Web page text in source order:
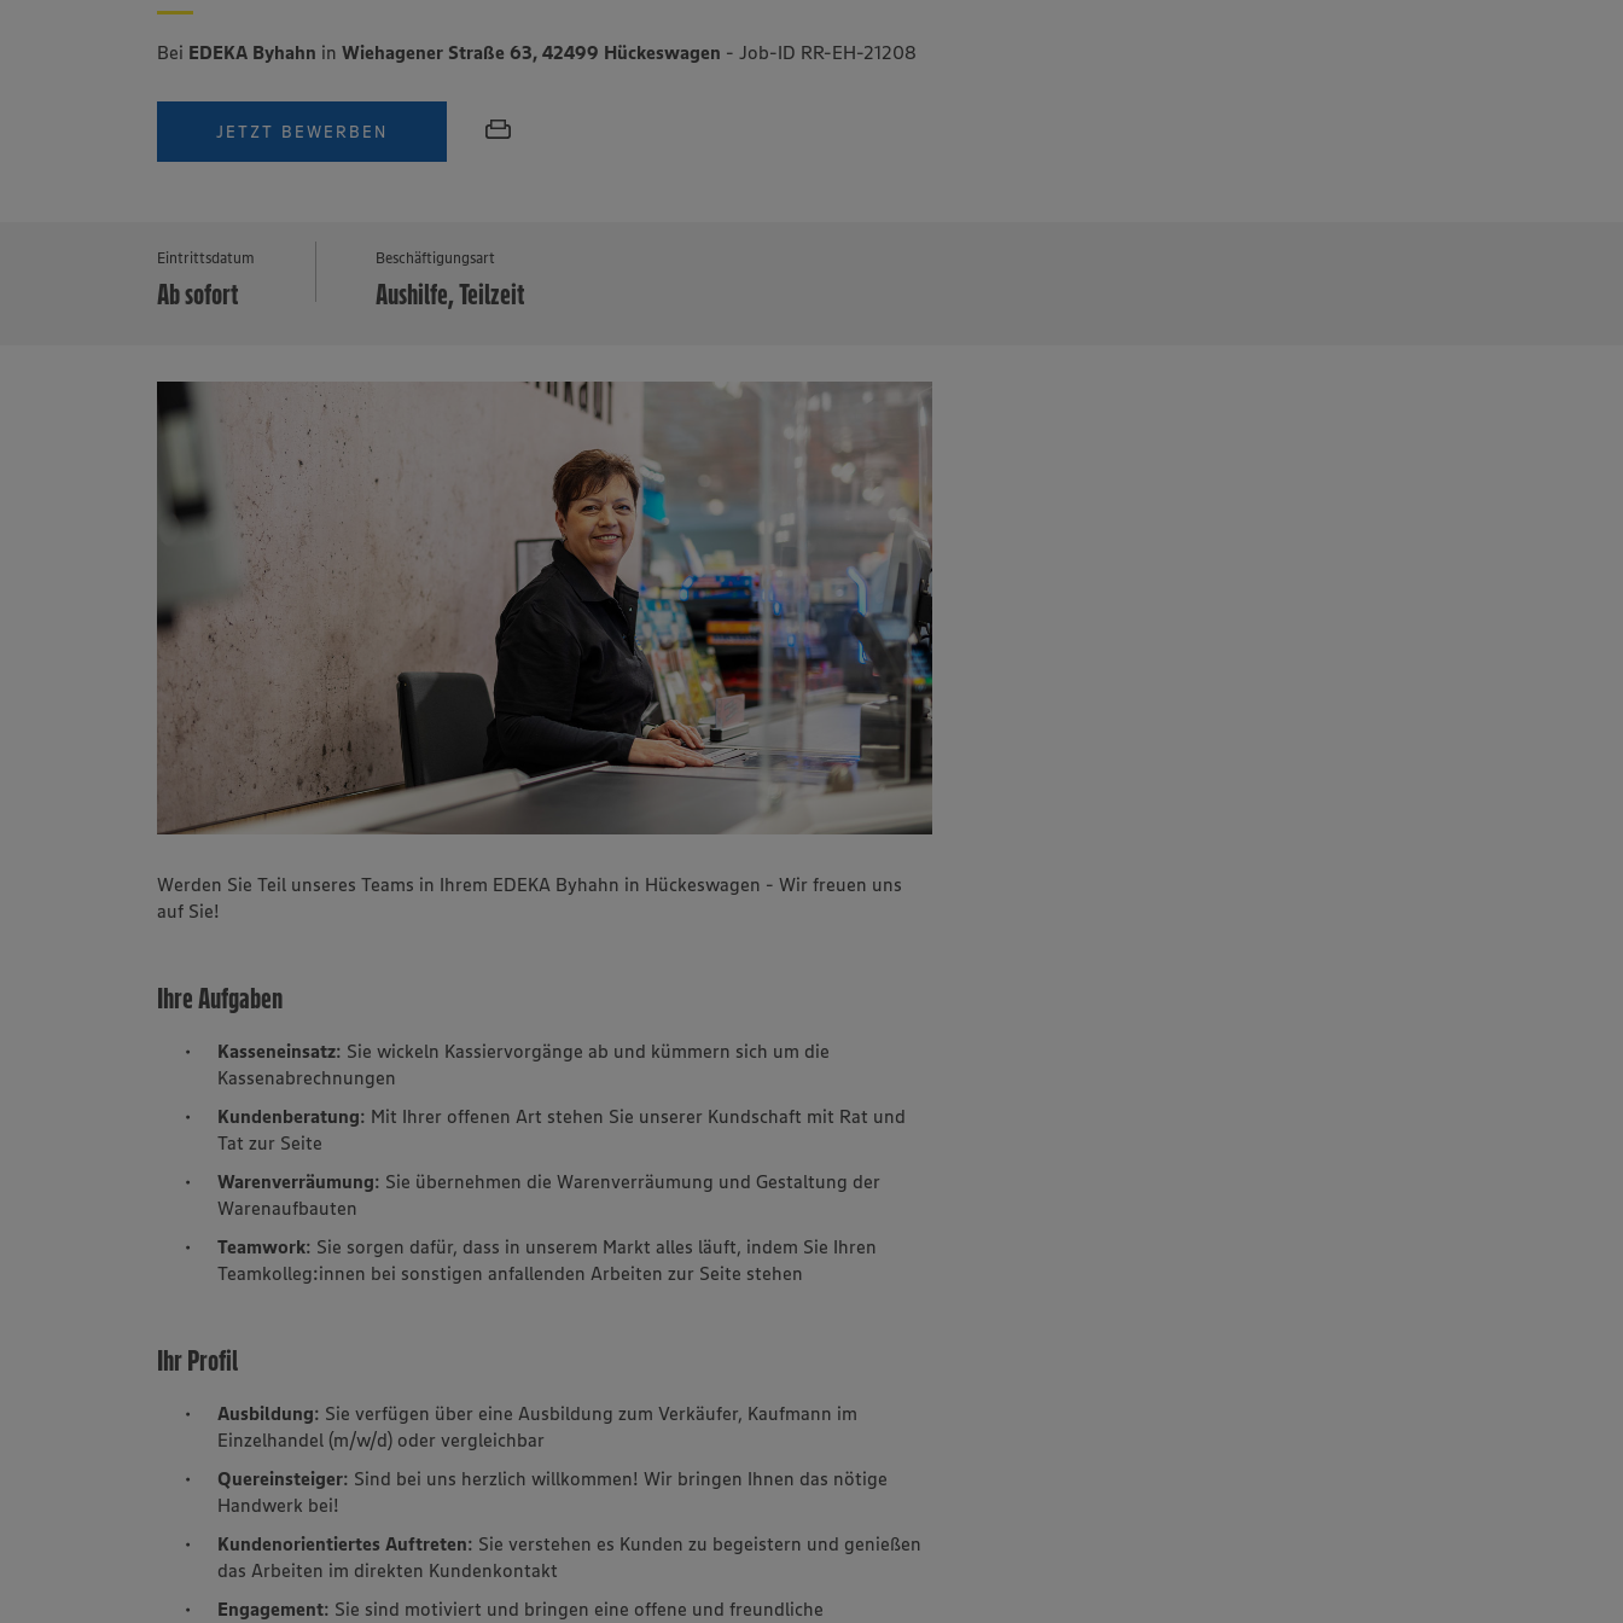
Bei EDEKA Byhahn inWiehagener Straße 63, 42499 Hückeswagen - Job-ID RR-EH-21208
JETZT BEWERBEN
Eintrittsdatum
Ab sofort
Beschäftigungsart
Aushilfe, Teilzeit
Werden Sie Teil unseres Teams in Ihrem EDEKA Byhahn in Hückeswagen - Wir freuen uns
auf Sie!
Ihre Aufgaben
Kasseneinsatz: Sie wickeln Kassiervorgänge ab und kümmern sich um die
Kassenabrechnungen
Kundenberatung: Mit Ihrer offenen Art stehen Sie unserer Kundschaft mit Rat und
Tat zur Seite
Warenverräumung: Sie übernehmen die Warenverräumung und Gestaltung der
Warenaufbauten
Teamwork: Sie sorgen dafür, dass in unserem Markt alles läuft, indem Sie Ihren
Teamkolleg:innen bei sonstigen anfallenden Arbeiten zur Seite stehen
Ihr Profil
Ausbildung: Sie verfügen über eine Ausbildung zum Verkäufer, Kaufmann im
Einzelhandel (m/w/d) oder vergleichbar
Quereinsteiger: Sind bei uns herzlich willkommen! Wir bringen Ihnen das nötige
Handwerk bei!
Kundenorientiertes Auftreten: Sie verstehen es Kunden zu begeistern und genießen
das Arbeiten im direkten Kundenkontakt
Engagement: Sie sind motiviert und bringen eine offene und freundliche